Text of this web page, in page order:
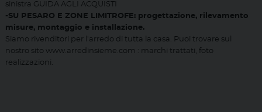
sinistra GUIDA AGLI ACQUISTI
-SU PESARO E ZONE LIMITROFE: progettazione, rilevamento
misure, montaggio e installazione.
Siamo rivenditori per l'arredo di tutta la casa. Puoi trovare sul
nostro sito www.arredinsieme.com : marchi trattati, foto
realizzazioni.